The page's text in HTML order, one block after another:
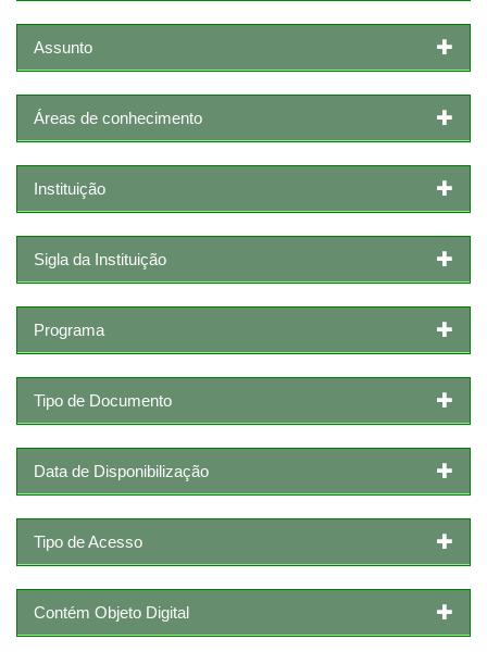
Assunto
Áreas de conhecimento
Instituição
Sigla da Instituição
Programa
Tipo de Documento
Data de Disponibilização
Tipo de Acesso
Contém Objeto Digital